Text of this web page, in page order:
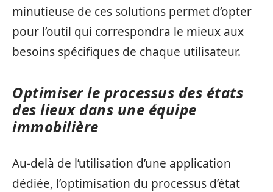
minutieuse de ces solutions permet d’opter
pour l’outil qui correspondra le mieux aux
besoins spécifiques de chaque utilisateur.
Optimiser le processus des états
des lieux dans une équipe
immobilière
Au-delà de l’utilisation d’une application
dédiée, l’optimisation du processus d’état